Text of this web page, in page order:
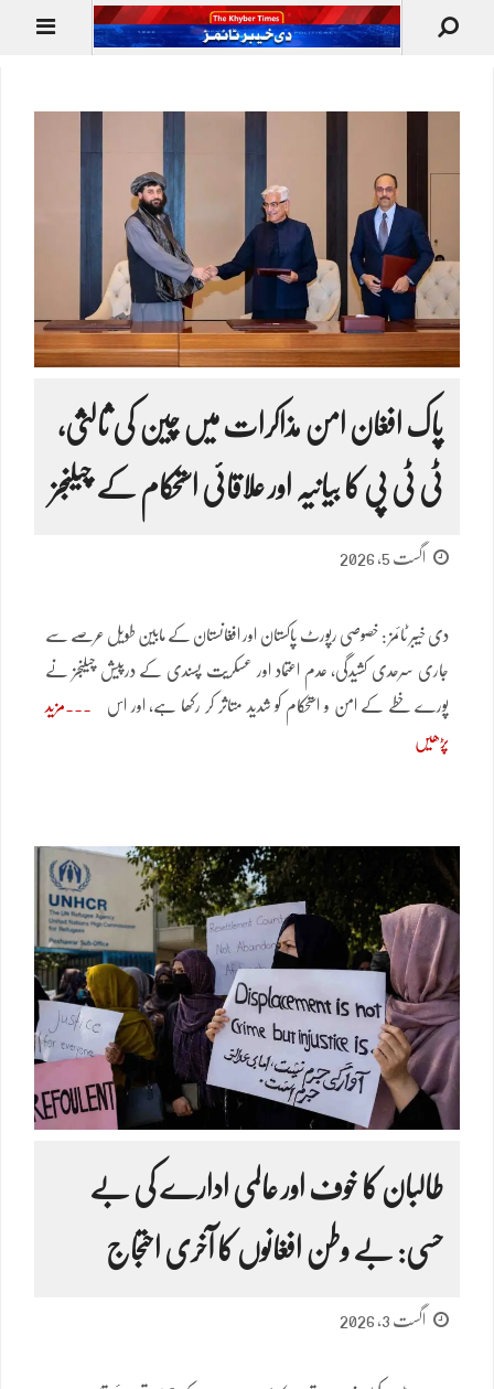
پاک افغان امن مذاکرات میں چین کی ثالثی،
ٹی ٹی پی کا بیانیہ اور علاقائی استحکام کے چیلنجز
اگست 5, 2026
دی خیبر ٹائمز : خصوصی رپورٹ پاکستان اور افغانستان کے مابین طویل عرصے سے
جاری سرحدی کشیدگی، عدم اعتماد اور عسکریت پسندی کے درپیش چیلنجز نے
پورے خطے کے امن و استحکام کو شدید متاثر کر رکھا ہے، اور اس مزید
پڑھیں
طالبان کا خوف اور عالمی ادارے کی بے
حسی: بے وطن افغانوں کا آخری احتجاج
اگست 3, 2026